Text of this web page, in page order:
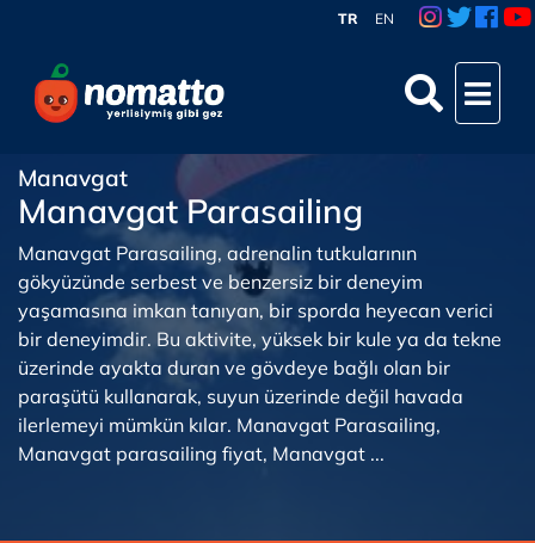
TR EN
Manavgat
Manavgat Parasailing
Manavgat Parasailing, adrenalin tutkularının
gökyüzünde serbest ve benzersiz bir deneyim
yaşamasına imkan tanıyan, bir sporda heyecan verici
bir deneyimdir. Bu aktivite, yüksek bir kule ya da tekne
üzerinde ayakta duran ve gövdeye bağlı olan bir
paraşütü kullanarak, suyun üzerinde değil havada
ilerlemeyi mümkün kılar. Manavgat Parasailing,
Manavgat parasailing fiyat, Manavgat ...